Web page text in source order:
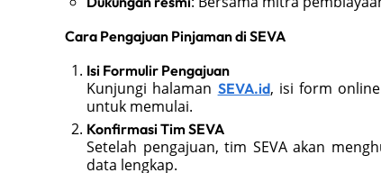
Cara Pengajuan Pinjaman di SEVA
Isi Formulir Pengajuan
Kunjungi halaman SEVA.id, isi form
untuk memulai.
Konfirmasi Tim SEVA
Setelah pengajuan, tim SEVA akan
data lengkap.